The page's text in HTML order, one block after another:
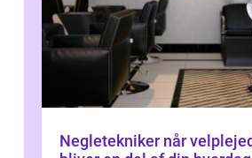
Negletekniker når velplejede negle